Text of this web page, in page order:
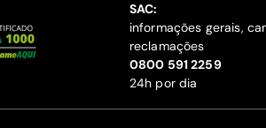
SAC:
informações gerais,
reclamações
‍0800 591 2259
24h por dia